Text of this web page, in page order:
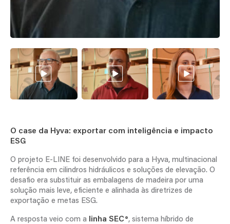
O case da Hyva: exportar com inteligência e impacto
ESG
O projeto E-LINE foi desenvolvido para a Hyva, multinacional
referência em cilindros hidráulicos e soluções de elevação. O
desafio era substituir as embalagens de madeira por uma
solução mais leve, eficiente e alinhada às diretrizes de
exportação e metas ESG.
A resposta veio com a linha SEC®, sistema híbrido de